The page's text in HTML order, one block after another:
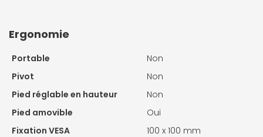
Ergonomie
Portable
Non
Pivot
Non
Pied réglable en hauteur
Non
Pied amovible
Oui
Fixation VESA
100 x 100 mm